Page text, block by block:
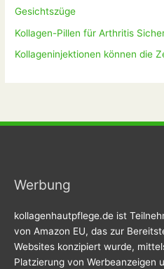
Gesichtszüge
Kollagen-Pillen für Arthritis
Kollageninjektionen können die
Werbung
kollagenhautpflege.de ist
von Amazon EU, das zur
Websites konzipiert wurde,
Platzierung von Werbeanzeigen